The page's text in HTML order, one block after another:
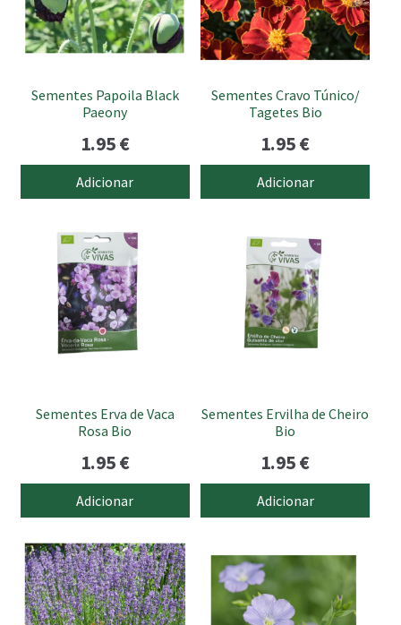
Sementes Papoila Black
Paeony
1.95€
Adicionar
Sementes Cravo Túnico/
Tagetes Bio
1.95€
Adicionar
Sementes Erva de Vaca
Rosa Bio
1.95€
Adicionar
Sementes Ervilha de Cheiro
Bio
1.95€
Adicionar